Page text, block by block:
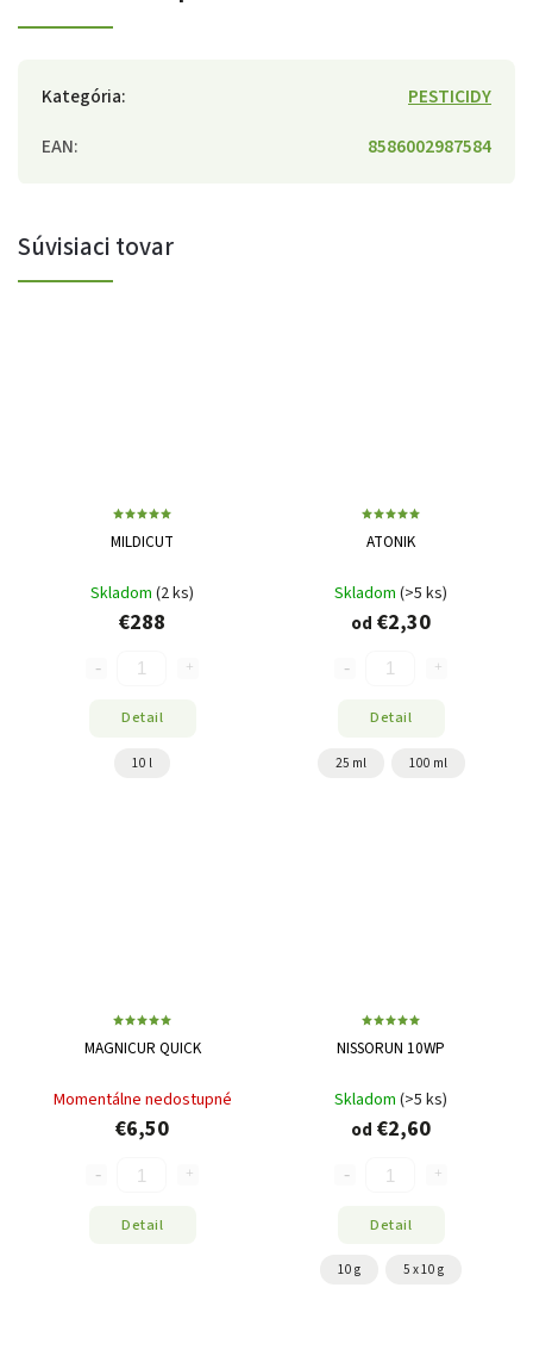
Kategória:
PESTICIDY
EAN: 8586002987584
Súvisiaci tovar
MILDICUT
Skladom (2 ks)
€288
Detail
10 l
ATONIK
Skladom (>5 ks)
od €2,30
Detail
25 ml 100 ml
MAGNICUR QUICK
Momentálne nedostupné
€6,50
Detail
NISSORUN 10WP
Skladom (>5 ks)
od €2,60
Detail
10 g 5 x 10 g